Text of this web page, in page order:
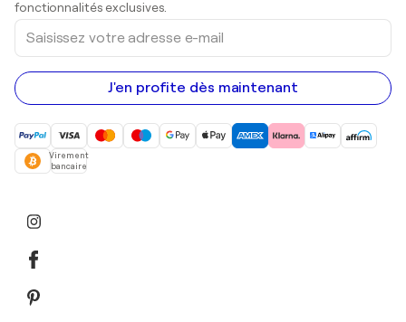
fonctionnalités exclusives.
Saisissez
votre
adresse
e-
mail
J'en profite dès maintenant
Virement
bancaire